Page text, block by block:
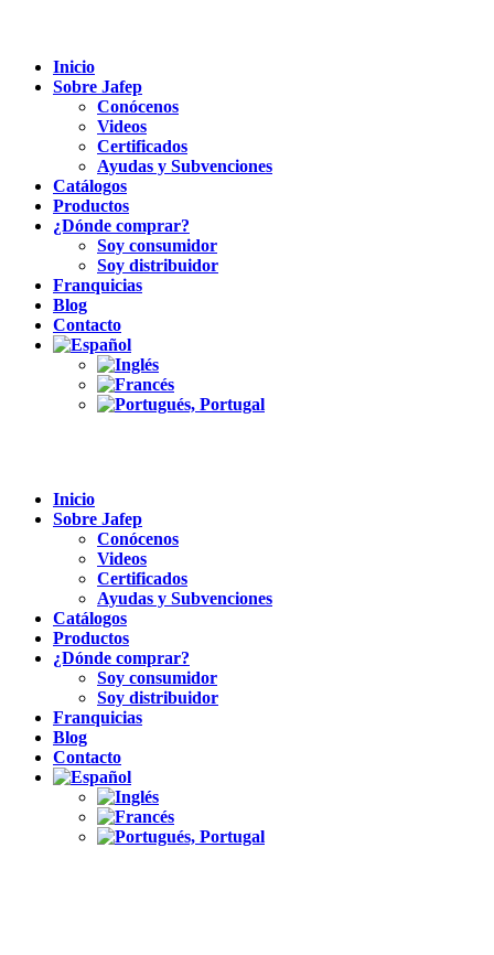
Inicio
Sobre Jafep
Conócenos
Videos
Certificados
Ayudas y Subvenciones
Catálogos
Productos
¿Dónde comprar?
Soy consumidor
Soy distribuidor
Franquicias
Blog
Contacto
Inicio
Sobre Jafep
Conócenos
Videos
Certificados
Ayudas y Subvenciones
Catálogos
Productos
¿Dónde comprar?
Soy consumidor
Soy distribuidor
Franquicias
Blog
Contacto